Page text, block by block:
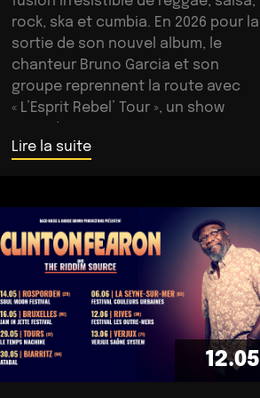
rock, ska et cumbia. En 2026 pour la
sortie de son nouvel album, le
chanteur Bruno Garcia et son
groupe reprennent la route avec
« L’Esprit Rebel’ Tour », un show
par une énergie toujours plus
Lire la suite
12.05